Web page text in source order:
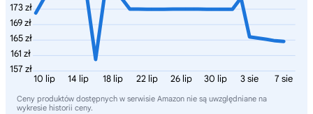
173 zł
169 zł
165 zł
161 zł
157 zł
7 sie
3 sie
30 lip
26 lip
22 lip
18 lip
14 lip
10 lip
Ceny produktów dostępnych w serwisie Amazon nie są uwzględniane na
wykresie historii ceny.